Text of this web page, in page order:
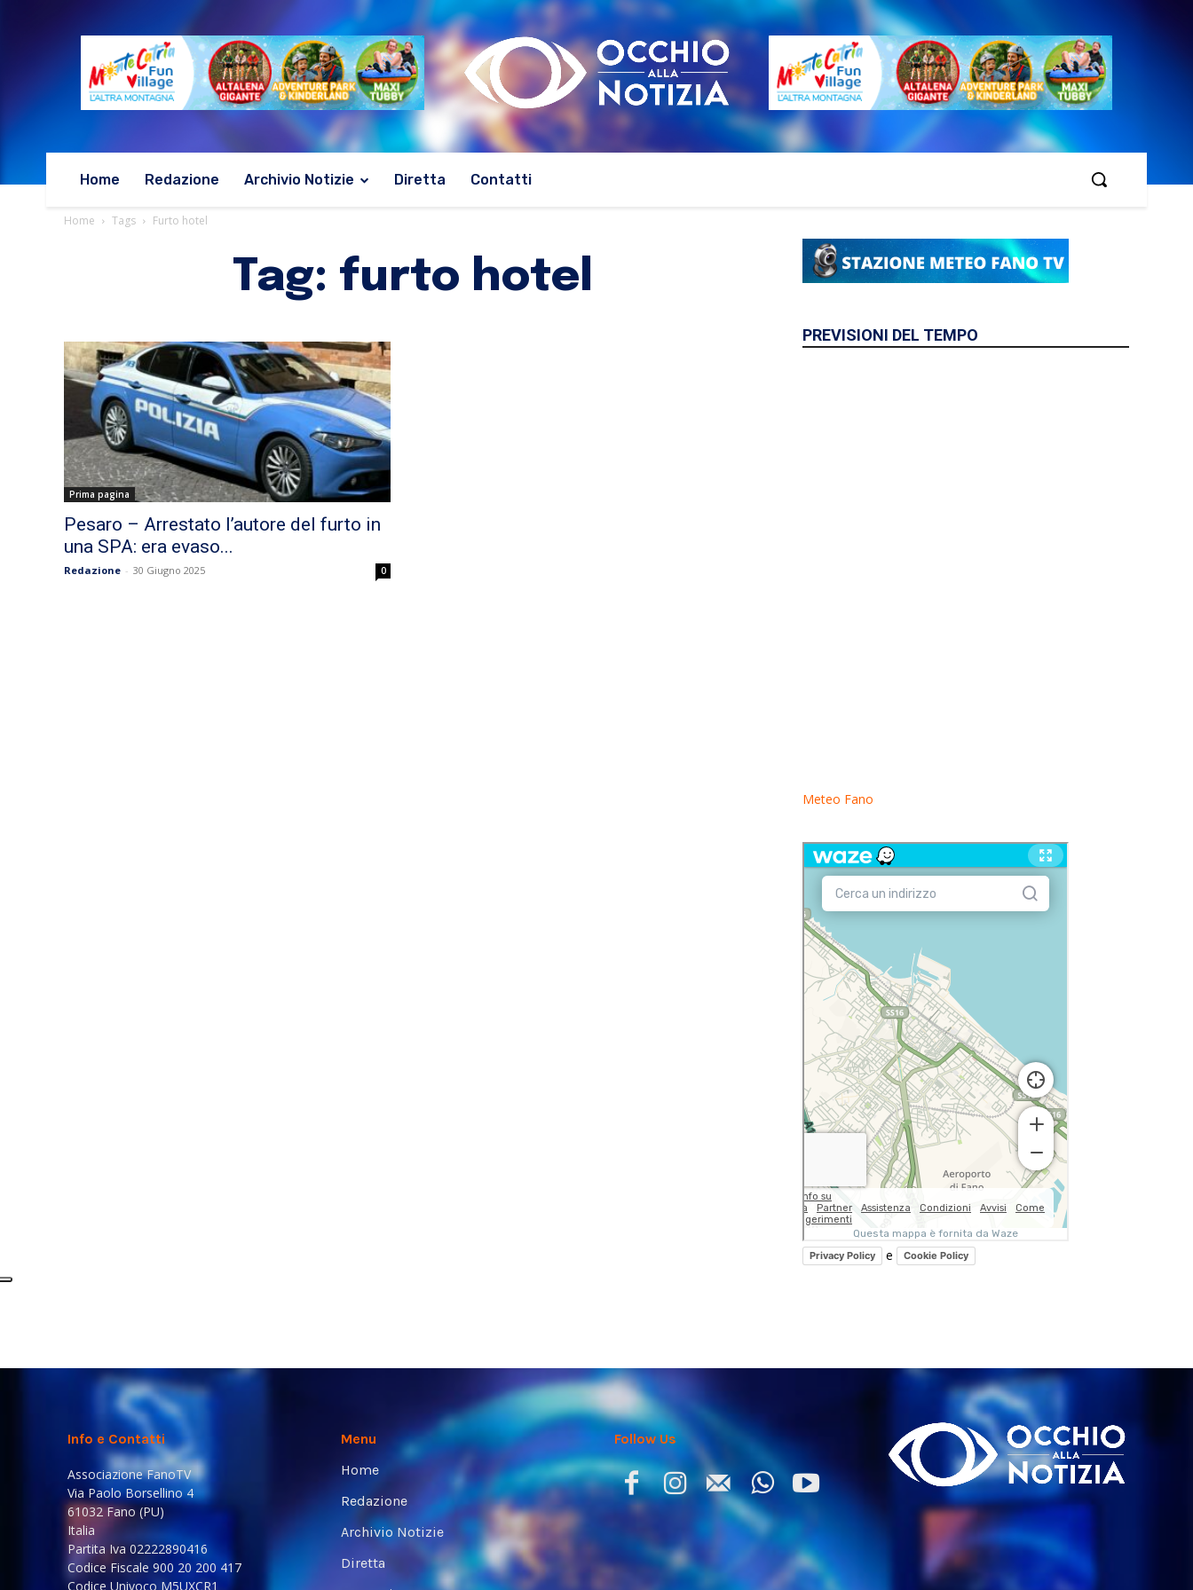
Home Redazione Archivio Notizie Diretta Contatti
Home Tags Furto hotel
Tag: furto hotel
Prima pagina
Pesaro – Arrestato l’autore del furto in
una SPA: era evaso...
Redazione - 30 Giugno 2025 0
PREVISIONI DEL TEMPO
Meteo Fano
Privacy Policy e Cookie Policy
Info e Contatti
Associazione FanoTV
Via Paolo Borsellino 4
61032 Fano (PU)
Italia
Partita Iva 02222890416
Codice Fiscale 900 20 200 417
Codice Univoco M5UXCR1
Menu
Home
Redazione
Archivio Notizie
Diretta
Follow Us